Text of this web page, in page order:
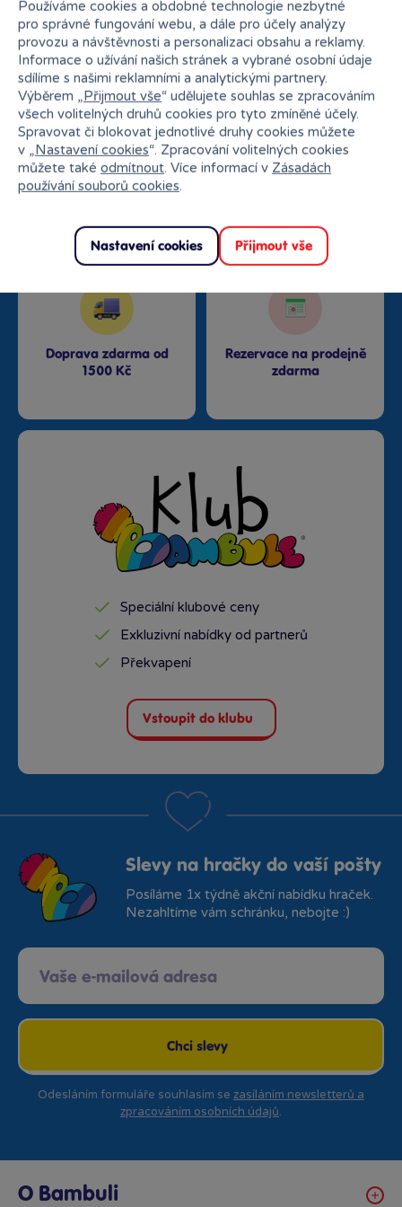
Proč nakupovat v Bambuli?
Nejširší sortiment na
trhu
27 kamenných prodejen
Doprava zdarma od
1500 Kč
Rezervace na prodejně
zdarma
Speciální klubové ceny
Exkluzivní nabídky od partnerů
Překvapení
Vstoupit do klubu
Slevy na hračky do vaší pošty
Posíláme 1x týdně akční nabídku hraček.
Nezahltíme vám schránku, nebojte :)
Chci slevy
Odesláním formuláře souhlasím se zasíláním newsletterů a
zpracováním osobních údajů.
O Bambuli
Používáme cookies a obdobné technologie nezbytné
pro správné fungování webu, a dále pro účely analýzy
provozu a návštěvnosti a personalizaci obsahu a reklamy.
Informace o užívání našich stránek a vybrané osobní údaje
sdílíme s našimi reklamními a analytickými partnery.
Výběrem „Přijmout vše“ udělujete souhlas se zpracováním
všech volitelných druhů cookies pro tyto zmíněné účely.
Spravovat či blokovat jednotlivé druhy cookies můžete
v „Nastavení cookies“. Zpracování volitelných cookies
můžete také odmítnout. Více informací v Zásadách
používání souborů cookies.
Nastavení cookies Přijmout vše